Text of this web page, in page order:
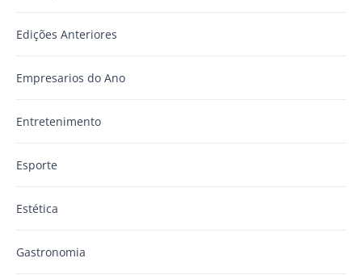
Edições Anteriores
Empresarios do Ano
Entretenimento
Esporte
Estética
Gastronomia